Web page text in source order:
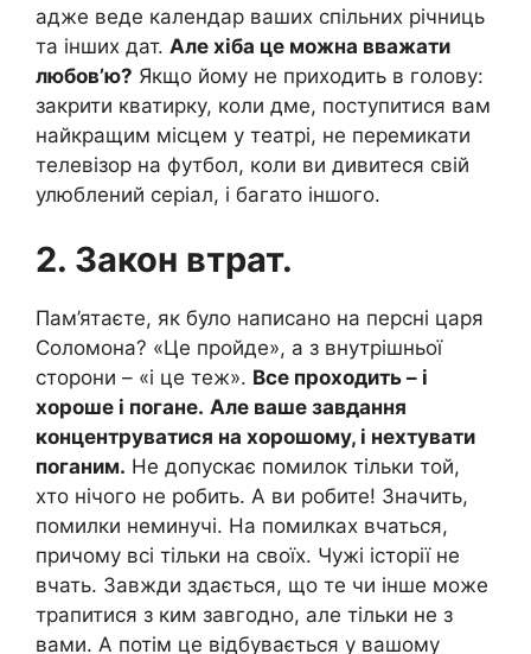
адже веде календар ваших спільних річниць
та інших дат. Але хіба це можна вважати
любов’ю? Якщо йому не приходить в голову:
закрити кватирку, коли дме, поступитися вам
найкращим місцем у театрі, не перемикати
телевізор на футбол, коли ви дивитеся свій
улюблений серіал, і багато іншого.
2. Закон втрат.
Пам’ятаєте, як було написано на персні царя
Соломона? «Це пройде», а з внутрішньої
сторони – «і це теж». Все проходить – і
хороше і погане. Але ваше завдання
концентруватися на хорошому, і нехтувати
поганим. Не допускає помилок тільки той,
хто нічого не робить. А ви робите! Значить,
помилки неминучі. На помилках вчаться,
причому всі тільки на своїх. Чужі історії не
вчать. Завжди здається, що те чи інше може
трапитися з ким завгодно, але тільки не з
вами. А потім це відбувається у вашому